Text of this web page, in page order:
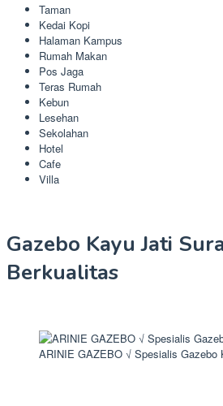
Taman
Kedai Kopi
Halaman Kampus
Rumah Makan
Pos Jaga
Teras Rumah
Kebun
Lesehan
Sekolahan
Hotel
Cafe
Villa
Gazebo Kayu Jati
Berkualitas
ARINIE GAZEBO √ Spesialis Gazebo